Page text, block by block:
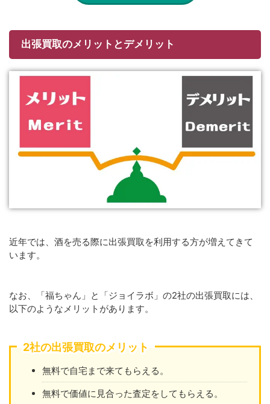
出張買取のメリットとデメリット
近年では、酒を売る際に出張買取を利用する方が増えてきて
います。
なお、「福ちゃん」と「ジョイラボ」の2社の出張買取には、
以下のようなメリットがあります。
2社の出張買取のメリット
無料で自宅まで来てもらえる。
無料で価値に見合った査定をしてもらえる。